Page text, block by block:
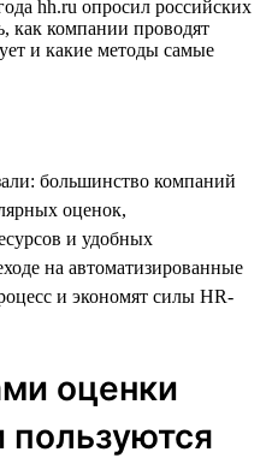
hh.ru опросил российских
как компании проводят
и какие методы самые
большинство компаний
оценок,
и удобных
на автоматизированные
и экономят силы HR-
оценки
пользуются